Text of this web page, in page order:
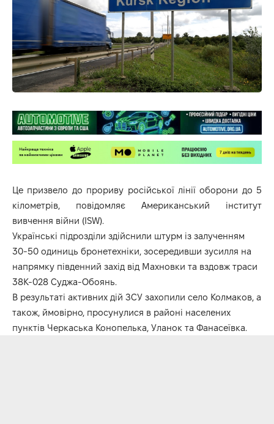
Це призвело до прориву російської лінії оборони до 5
кілометрів, повідомляє Американський інститут
вивчення війни (ISW).
Українські підрозділи здійснили штурм із залученням
30-50 одиниць бронетехніки, зосередивши зусилля на
напрямку південний захід від Махновки та вздовж траси
38К-028 Суджа-Обоянь.
В результаті активних дій ЗСУ захопили село Колмаков, а
також, ймовірно, просунулися в районі населених
пунктів Черкаська Конопелька, Уланок та Фанасеївка.